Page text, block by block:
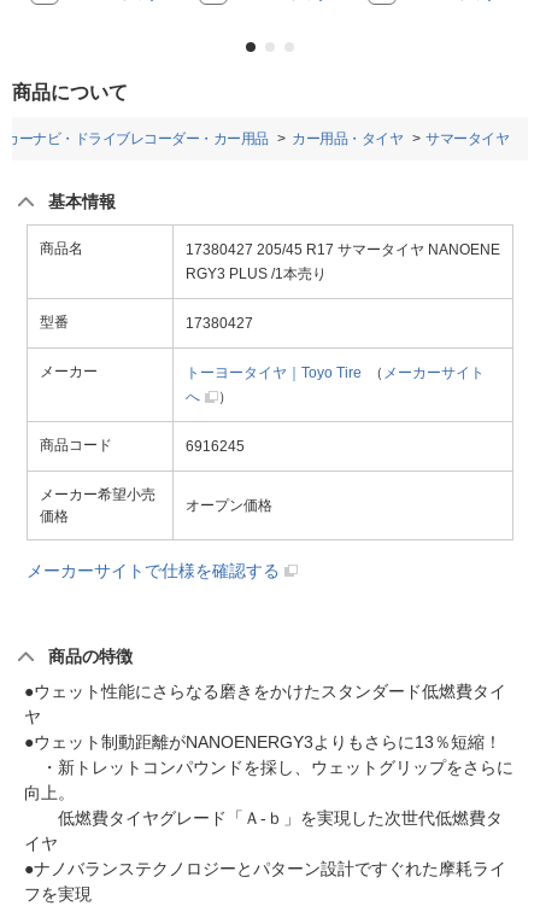
商品について
カーナビ・ドライブレコーダー・カー用品 カー用品・タイヤ サマータイヤ
基本情報
商品名
17380427 205/45 R17 サマータイヤ NANOENE
RGY3 PLUS /1本売り
型番 17380427
メーカー トーヨータイヤ｜Toyo Tire （ メーカーサイト
へ
）
商品コード 6916245
メーカー希望小売
価格
オープン価格
メーカーサイトで仕様を確認する
商品の特徴
●ウェット性能にさらなる磨きをかけたスタンダード低燃費タイ
ヤ
●ウェット制動距離がNANOENERGY3よりもさらに13％短縮！
・新トレットコンパウンドを採し、ウェットグリップをさらに
向上。
低燃費タイヤグレード「Ａ-ｂ」を実現した次世代低燃費タ
イヤ
●ナノバランステクノロジーとパターン設計ですぐれた摩耗ライ
フを実現